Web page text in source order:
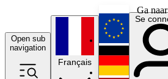
Ga
Open sub
navigation
Français
English
Deutsch
Se